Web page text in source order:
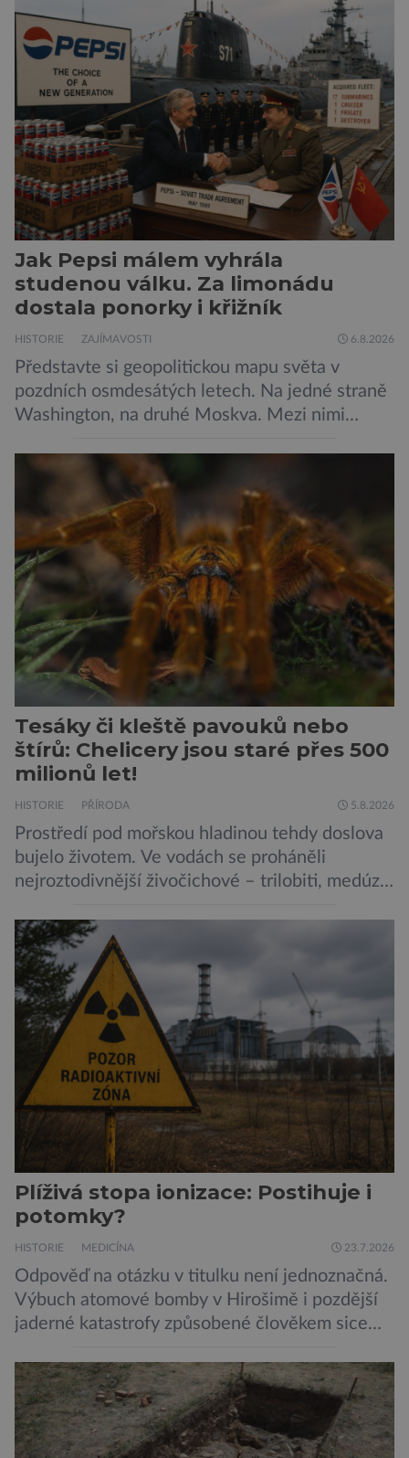
Jak Pepsi málem vyhrála
studenou válku. Za limonádu
dostala ponorky i křižník
HISTORIE ZAJÍMAVOSTI 6.8.2026
Představte si geopolitickou mapu světa v
pozdních osmdesátých letech. Na jedné straně
Washington, na druhé Moskva. Mezi nimi
padesátkrát dokola, železná opona a miliony
vojáků v permanentní pohotovosti. A pak je tu
Donald Kendall, generální ředitel společnosti
PepsiCo, který se v květnu roku 1989 stává
admirálem flotily, jež čítá sedmnáct […]
Tesáky či kleště pavouků nebo
štírů: Chelicery jsou staré přes 500
milionů let!
HISTORIE PŘÍRODA 5.8.2026
Prostředí pod mořskou hladinou tehdy doslova
bujelo životem. Ve vodách se proháněli
nejroztodivnější živočichové – trilobiti, medúzy
prazvláštní stonožce podobný tvor, který měl
zárodky zbraní typických pro dnešní pavouky.
Pavouci, štíři či klíšťata jsou členovci patřící do
skupiny klepítkatců. Vyznačují se takzvanými
chelicerami, které u nich představují právě […]
Plíživá stopa ionizace: Postihuje i
potomky?
HISTORIE MEDICÍNA 23.7.2026
Odpověď na otázku v titulku není jednoznačná.
Výbuch atomové bomby v Hirošimě i pozdější
jaderné katastrofy způsobené člověkem sice
slabší a dlouhodobé záření poškozuje DNA.
Přesto není stále zcela jasné, nakolik se mutace
vzniklé ozářením přenášejí na potomstvo. Před
pěti lety, těsně před 35. výročím výbuchu